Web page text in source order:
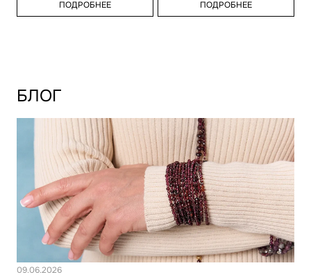
ПОДРОБНЕЕ ПОДРОБНЕЕ
БЛОГ
Новость
09.06.2026